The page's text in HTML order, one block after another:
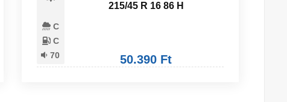
C
C
70
215/45 R 16 86 H
50.390 Ft